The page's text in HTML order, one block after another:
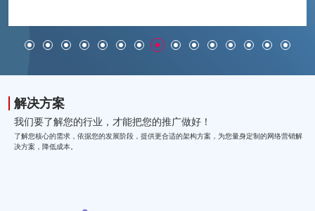
解决方案
我们要了解您的行业，才能把您的推广做好！
了解您核心的需求，依据您的发展阶段，提供更合适的架构方案，为您量身定制的网络营销解
决方案，降低成本。